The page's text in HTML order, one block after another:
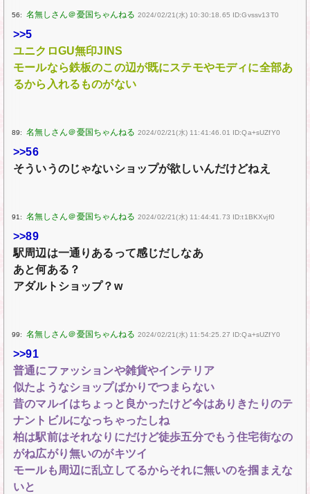
56: 2024/02/21(水) 10:30:18.65 ID:Gvssv13T0
>>5
ユニクロGU無印JINS
モールなら鉄板のこの辺が既にステモやモディに全部あ
るから入れるものがない
89: 2024/02/21(水) 11:41:46.01 ID:Qa+sUZfY0
>>56
そういうのじゃないショップが欲しいんだけどねえ
91: 2024/02/21(水) 11:44:41.73 ID:t1BKXvjf0
>>89
駅周辺は一通りあるって感じだしなあ
あと何ある？
アダルトショップ？w
99: 2024/02/21(水) 11:54:25.27 ID:Qa+sUZfY0
>>91
普通にファッションや雑貨やインテリア
似たようなショップばかりでつまらない
昔のマルイはちょっと良かったけど今はありきたりのテ
ナントビルになっちゃったしね
柏は駅前はそれなりにだけど徒歩五分でもう住宅街なの
がね広がり無いのがキツイ
モールも周辺に乱立してるからそれに無いのを掴まえな
いと